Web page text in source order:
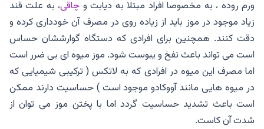
ورم روده ، به مخصوصا افراد مبتلا به دیابت و چاقی، به علت قند
زیاد موجود در موز باید از زیاده روی در مصرف آن خودداری کرده و
دقت کنند. همچنین برای افرادی که دستگاه گوارششان حساس
است می تواند باعث نفخ و یبوست شود. موز میوه ای بی ضرر است
اما مصرف این میوه در افرادی که به لاتکس ( ترکیبی شیمیایی که
در میوه هایی مانند آووکادو موجود است ) حساسیت دارند ممکن
است باعث تشدید حساسیت گردد اما با پختن موز می توان از
شدت آن کاست.